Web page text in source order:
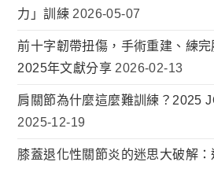
力」訓練 2026-05-07
前十字韌帶扭傷，手術重建、練完
2025年文獻分享 2026-02-13
肩關節為什麼這麼難訓練？2025
2025-12-19
膝蓋退化性關節炎的迷思大破解